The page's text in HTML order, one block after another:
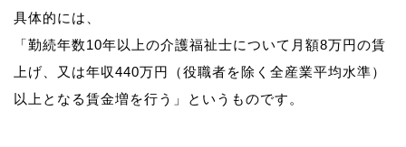
具体的には、
「勤続年数10年以上の介護福祉士について月額8万円の賃
上げ、又は年収440万円（役職者を除く全産業平均水準）